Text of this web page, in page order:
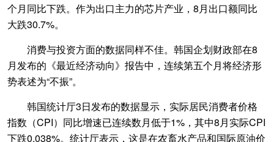
个月同比下跌。作为出口主力的芯片产业，8月出口额同比
大跌30.7%。
消费与投资方面的数据同样不佳。韩国企划财政部在8
月发布的《最近经济动向》报告中，连续第五个月将经济形
势表述为“不振”。
韩国统计厅3日发布的数据显示，实际居民消费者价格
指数（CPI）同比增速已连续数月低于1%，其中8月实际CPI
下跌0.038%。统计厅表示，这是在农畜水产品和国际原油价